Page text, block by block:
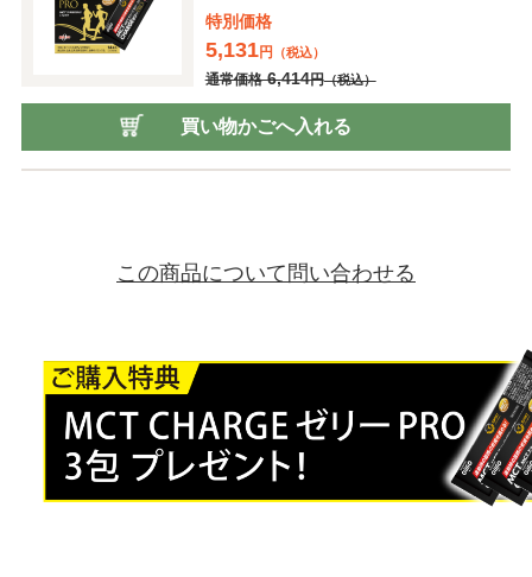
特別価格
5,131円 （税込）
通常価格6,414円（税込）
買い物かごへ入れる
この商品について問い合わせる